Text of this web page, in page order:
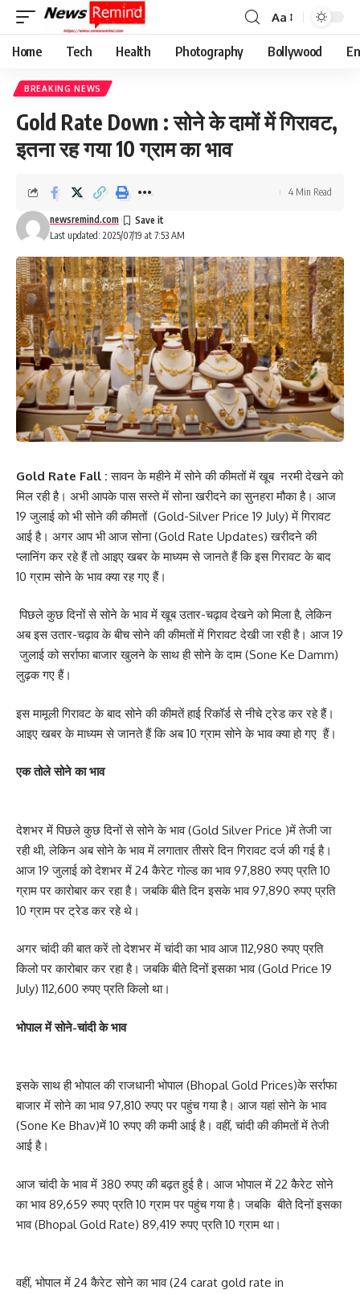
Font
Resizer
Aa
Home Tech Health Photography Bollywood
BREAKING NEWS
Gold Rate Down : सोने के दामों में गिरावट,
इतना रह गया 10 ग्राम का भाव
Last updated: 2025/07/19 at 7:53 AM
newsremind.com
4 Min Read
Gold Rate Fall : सावन के महीने में सोने की कीमतों में खूब नरमी देखने को
मिल रही है। अभी आपके पास सस्ते में सोना खरीदने का सुनहरा मौका है। आज
19 जुलाई को भी सोने की कीमतों (Gold-Silver Price 19 July) में गिरावट
आई है। अगर आप भी आज सोना (Gold Rate Updates) खरीदने की
प्लानिंग कर रहे हैं तो आइए खबर के माध्यम से जानते हैं कि इस गिरावट के बाद
10 ग्राम सोने के भाव क्या रह गए हैं।
पिछले कुछ दिनों से सोने के भाव में खूब उतार-चढ़ाव देखने को मिला है, लेकिन
अब इस उतार-चढ़ाव के बीच सोने की कीमतों में गिरावट देखी जा रही है। आज 19
जुलाई को सर्राफा बाजार खुलने के साथ ही सोने के दाम (Sone Ke Damm)
लुढ़क गए हैं।
इस मामूली गिरावट के बाद सोने की कीमतें हाई रिकॉर्ड से नीचे ट्रेड कर रहे हैं।
आइए खबर के माध्यम से जानते हैं कि अब 10 ग्राम सोने के भाव क्या हो गए हैं।
एक तोले सोने का भाव
देशभर में पिछले कुछ दिनों से सोने के भाव (Gold Silver Price )में तेजी जा
रही थी, लेकिन अब सोने के भाव में लगातार तीसरे दिन गिरावट दर्ज की गई है।
आज 19 जुलाई को देशभर में 24 कैरेट गोल्ड का भाव 97,880 रुपए प्रति 10
ग्राम पर कारोबार कर रहा है। जबकि बीते दिन इसके भाव 97,890 रुपए प्रति
10 ग्राम पर ट्रेड कर रहे थे।
अगर चांदी की बात करें तो देशभर में चांदी का भाव आज 112,980 रुपए प्रति
किलो पर कारोबार कर रहा है। जबकि बीते दिनों इसका भाव (Gold Price 19
July) 112,600 रुपए प्रति किलो था।
भोपाल में सोने-चांदी के भाव
इसके साथ ही भोपाल की राजधानी भोपाल (Bhopal Gold Prices)के सर्राफा
बाजार में सोने का भाव 97,810 रुपए पर पहुंच गया है। आज यहां सोने के भाव
(Sone Ke Bhav)में 10 रुपए की कमी आई है। वहीं, चांदी की कीमतों में तेजी
आई है।
आज चांदी के भाव में 380 रुपए की बढ़त हुई है। आज भोपाल में 22 कैरेट सोने
का भाव 89,659 रुपए प्रति 10 ग्राम पर पहुंच गया है। जबकि बीते दिनों इसका
भाव (Bhopal Gold Rate) 89,419 रुपए प्रति 10 ग्राम था।
वहीं, भोपाल में 24 कैरेट सोने का भाव (24 carat gold rate in